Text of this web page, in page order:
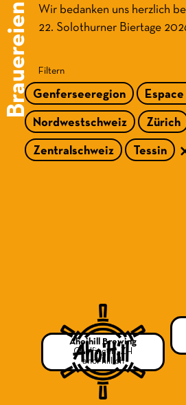
Brauereien
Wir bedanken uns herzlich
22. Solothurner Biertage
Filtern
Genferseeregion
Nordwestschweiz Zürich
Zentralschweiz Tessin
Ahoihill Brewing
Otelfingen, ZH
ahoi-hill.ch